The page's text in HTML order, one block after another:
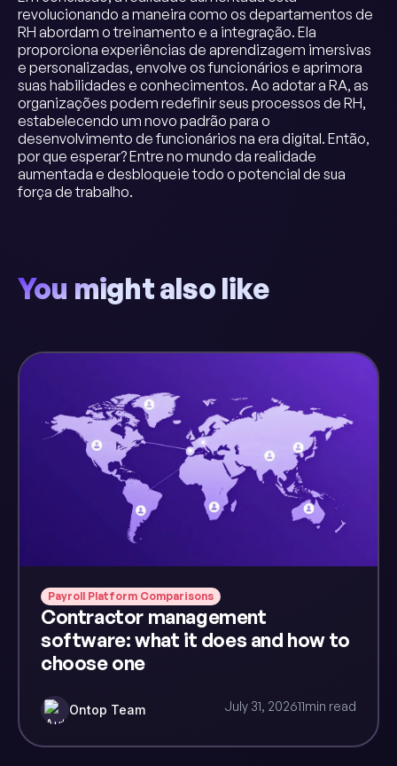
revolucionando a maneira como os departamentos de
RH abordam o treinamento e a integração. Ela
proporciona experiências de aprendizagem imersivas
e personalizadas, envolve os funcionários e aprimora
suas habilidades e conhecimentos. Ao adotar a RA, as
organizações podem redefinir seus processos de RH,
estabelecendo um novo padrão para o
desenvolvimento de funcionários na era digital. Então,
por que esperar? Entre no mundo da realidade
aumentada e desbloqueie todo o potencial de sua
força de trabalho.
You might also like
Payroll Platform Comparisons
Contractor management
software: what it does and how to
choose one
Ontop Team July 31, 202611min read